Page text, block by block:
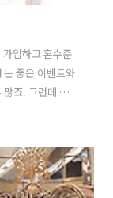
입하고 혼수준
는 좋은 이벤트와
죠. 그런데 뜻밖
천을 통해서도
수 있는 1만원
저도 그래서 얼
래식 가방과